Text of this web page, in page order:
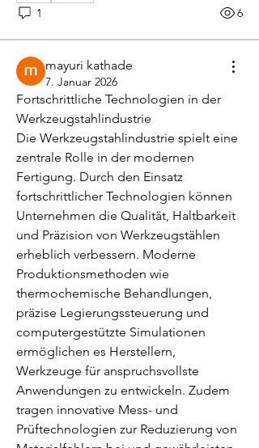
1 6
mayuri kathade
7. Januar 2026
Fortschrittliche Technologien in der
Werkzeugstahlindustrie
Die Werkzeugstahlindustrie spielt eine
zentrale Rolle in der modernen
Fertigung. Durch den Einsatz
fortschrittlicher Technologien können
Unternehmen die Qualität, Haltbarkeit
und Präzision von Werkzeugstählen
erheblich verbessern. Moderne
Produktionsmethoden wie
thermochemische Behandlungen,
präzise Legierungssteuerung und
computergestützte Simulationen
ermöglichen es Herstellern,
Werkzeuge für anspruchsvollste
Anwendungen zu entwickeln. Zudem
tragen innovative Mess- und
Prüftechnologien zur Reduzierung von
Info
Willkommen in der Gruppe! Hier
können sich Mitglieder austau...
Weiterlesen